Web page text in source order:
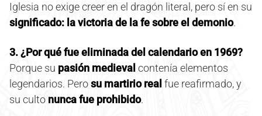
Iglesia no exige creer en el dragón literal, pero sí en su
significado: la victoria de la fe sobre el demonio.
3. ¿Por qué fue eliminada del calendario en 1969?
Porque su pasión medieval contenía elementos
legendarios. Perosu martirio real fue reafirmado, y
su culto nunca fue prohibido.